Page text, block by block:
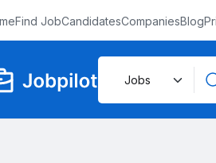
Find JobCandidatesCompaniesBlog